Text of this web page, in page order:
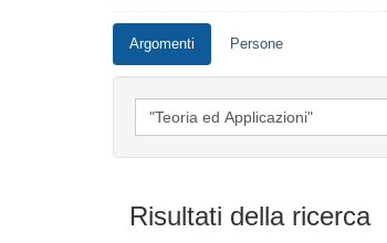
Argomenti Persone
Risultati della ricerca